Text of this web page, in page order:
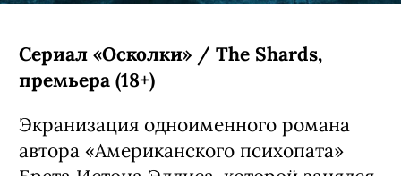
Сериал «Осколки» / The Shards,
премьера (18+)
Экранизация одноименного романа
автора «Американского психопата»